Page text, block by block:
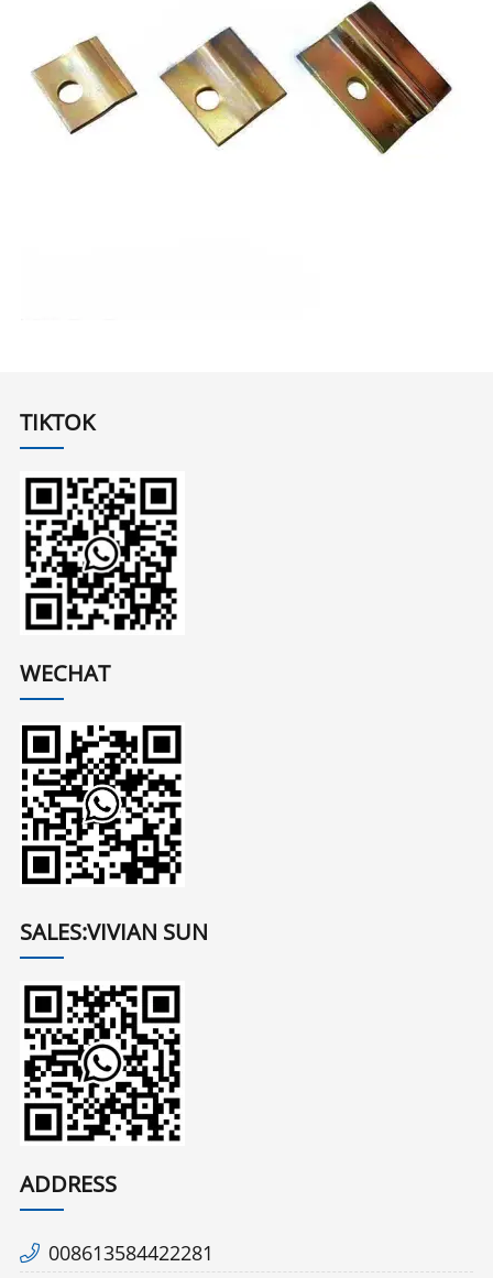
TIKTOK
WECHAT
SALES:VIVIAN SUN
ADDRESS
008613584422281